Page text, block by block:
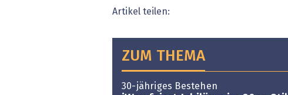
Artikel teilen:
ZUM THEMA
30-jähriges Bestehen